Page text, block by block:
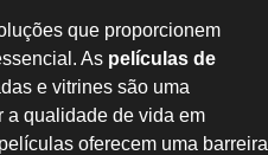
que proporcionem
As películas de
e vitrines são uma
a qualidade de vida em
oferecem uma barreira